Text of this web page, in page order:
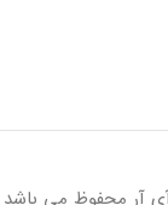
آر محفوظ می باشد